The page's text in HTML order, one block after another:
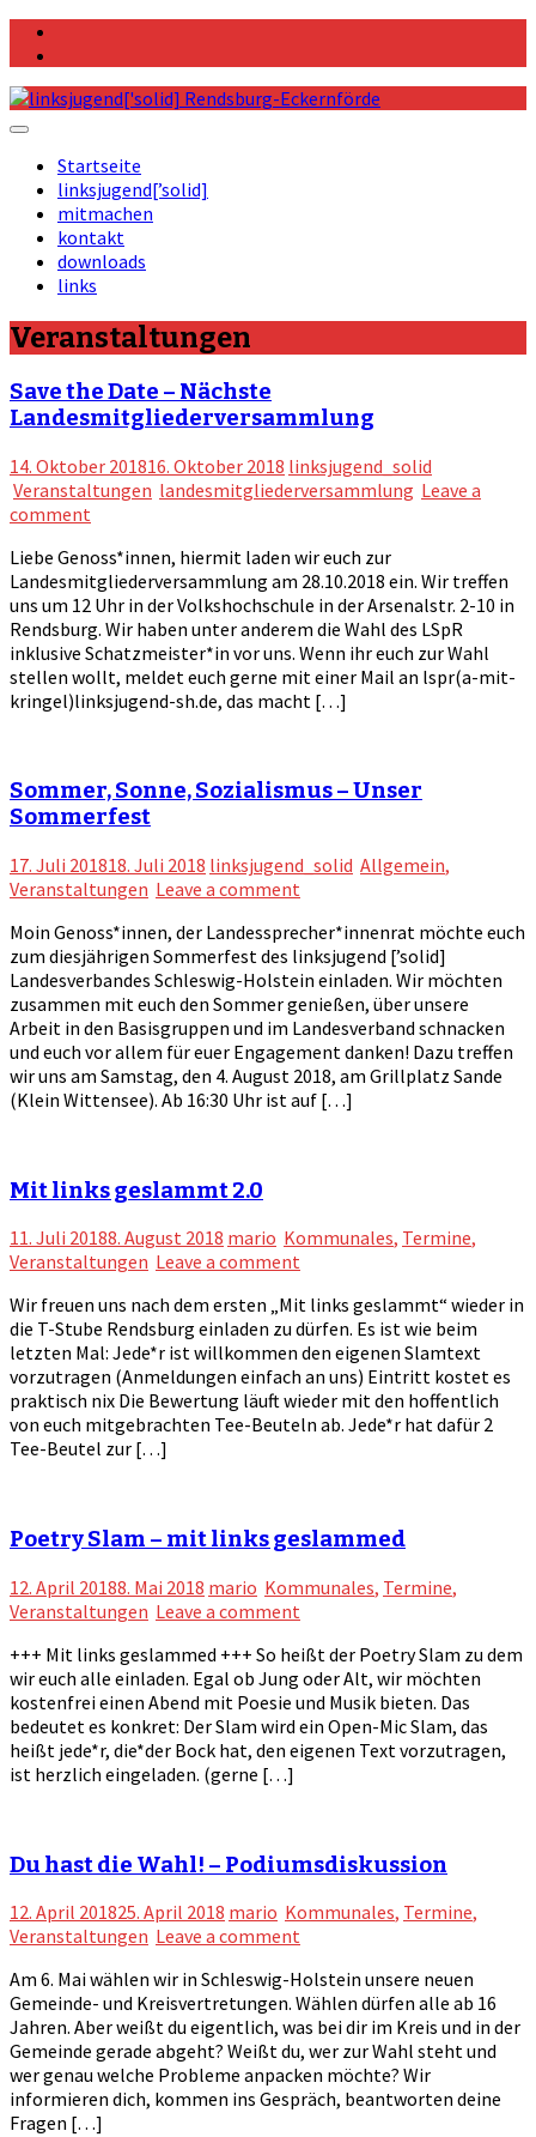
Skip
Startseite
linksjugend[’solid]
mitmachen
kontakt
downloads
links
Veranstaltungen
Save the Date – Nächste
Landesmitgliederversammlung
14. Oktober 201816. Oktober 2018 linksjugend_solid
Veranstaltungen landesmitgliederversammlung Leave a
comment
Liebe Genoss*innen, hiermit laden wir euch zur
Landesmitgliederversammlung am 28.10.2018 ein. Wir treffen
uns um 12 Uhr in der Volkshochschule in der Arsenalstr. 2-10 in
Rendsburg. Wir haben unter anderem die Wahl des LSpR
inklusive Schatzmeister*in vor uns. Wenn ihr euch zur Wahl
stellen wollt, meldet euch gerne mit einer Mail an lspr(a-mit-
kringel)linksjugend-sh.de, das macht […]
Sommer, Sonne, Sozialismus – Unser
Sommerfest
17. Juli 201818. Juli 2018 linksjugend_solid Allgemein,
Veranstaltungen Leave a comment
Moin Genoss*innen, der Landessprecher*innenrat möchte euch
zum diesjährigen Sommerfest des linksjugend [’solid]
Landesverbandes Schleswig-Holstein einladen. Wir möchten
zusammen mit euch den Sommer genießen, über unsere
Arbeit in den Basisgruppen und im Landesverband schnacken
und euch vor allem für euer Engagement danken! Dazu treffen
wir uns am Samstag, den 4. August 2018, am Grillplatz Sande
(Klein Wittensee). Ab 16:30 Uhr ist auf […]
Mit links geslammt 2.0
11. Juli 20188. August 2018 mario Kommunales, Termine,
Veranstaltungen Leave a comment
Wir freuen uns nach dem ersten „Mit links geslammt“ wieder in
die T-Stube Rendsburg einladen zu dürfen. Es ist wie beim
letzten Mal: Jede*r ist willkommen den eigenen Slamtext
vorzutragen (Anmeldungen einfach an uns) Eintritt kostet es
praktisch nix Die Bewertung läuft wieder mit den hoffentlich
von euch mitgebrachten Tee-Beuteln ab. Jede*r hat dafür 2
Tee-Beutel zur […]
Poetry Slam – mit links geslammed
12. April 20188. Mai 2018 mario Kommunales, Termine,
Veranstaltungen Leave a comment
+++ Mit links geslammed +++ So heißt der Poetry Slam zu dem
wir euch alle einladen. Egal ob Jung oder Alt, wir möchten
kostenfrei einen Abend mit Poesie und Musik bieten. Das
bedeutet es konkret: Der Slam wird ein Open-Mic Slam, das
heißt jede*r, die*der Bock hat, den eigenen Text vorzutragen,
ist herzlich eingeladen. (gerne […]
Du hast die Wahl! – Podiumsdiskussion
12. April 201825. April 2018 mario Kommunales, Termine,
Veranstaltungen Leave a comment
Am 6. Mai wählen wir in Schleswig-Holstein unsere neuen
Gemeinde- und Kreisvertretungen. Wählen dürfen alle ab 16
Jahren. Aber weißt du eigentlich, was bei dir im Kreis und in der
Gemeinde gerade abgeht? Weißt du, wer zur Wahl steht und
wer genau welche Probleme anpacken möchte? Wir
informieren dich, kommen ins Gespräch, beantworten deine
Fragen […]